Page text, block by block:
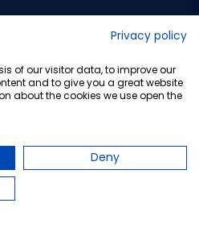
Privacy policy
of our visitor data, to improve our
and to give you a great website
about the cookies we use open the
Deny